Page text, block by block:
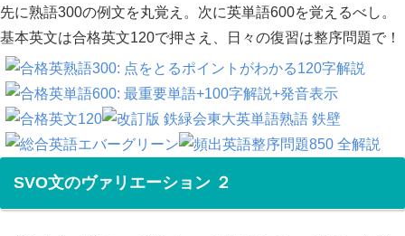
先に熟語300の例文を丸覚え。次に英単語600を覚えるべし。
基本英文は合格英文120で押さえ、日々の復習は整序問題で！
SVO文のヴァリエーション ２